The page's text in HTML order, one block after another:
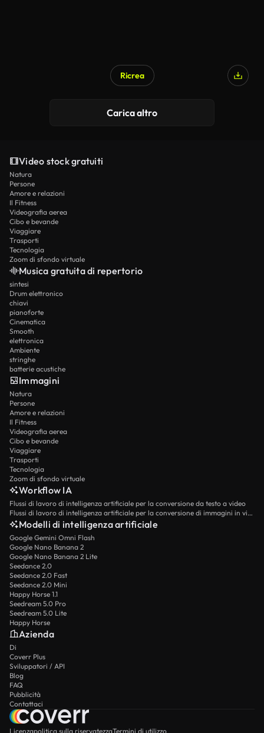
Ricrea
Carica altro
Video stock gratuiti
Natura
Persone
Amore e relazioni
Il Fitness
Videografia aerea
Cibo e bevande
Viaggiare
Trasporti
Tecnologia
Zoom di sfondo virtuale
Musica gratuita di repertorio
sintesi
Drum elettronico
chiavi
pianoforte
Cinematica
Smooth
elettronica
Ambiente
stringhe
batterie acustiche
Immagini
Natura
Persone
Amore e relazioni
Il Fitness
Videografia aerea
Cibo e bevande
Viaggiare
Trasporti
Tecnologia
Zoom di sfondo virtuale
Workflow IA
Flussi di lavoro di intelligenza artificiale per la conversione da testo a video
Flussi di lavoro di intelligenza artificiale per la conversione di immagini in video
Modelli di intelligenza artificiale
Google Gemini Omni Flash
Google Nano Banana 2
Google Nano Banana 2 Lite
Seedance 2.0
Seedance 2.0 Fast
Seedance 2.0 Mini
Happy Horse 1.1
Seedream 5.0 Pro
Seedream 5.0 Lite
Happy Horse
Azienda
Di
Coverr Plus
Sviluppatori / API
Blog
FAQ
Pubblicità
Contattaci
Licenzapolitica sulla riservatezzaTermini di utilizzo